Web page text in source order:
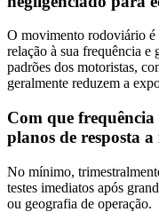
O movimento rodoviário é
relação à sua frequência e
padrões dos motoristas,
geralmente reduzem a
Com que frequência
planos de resposta a
No mínimo,
testes imediatos após
ou geografia de operação.